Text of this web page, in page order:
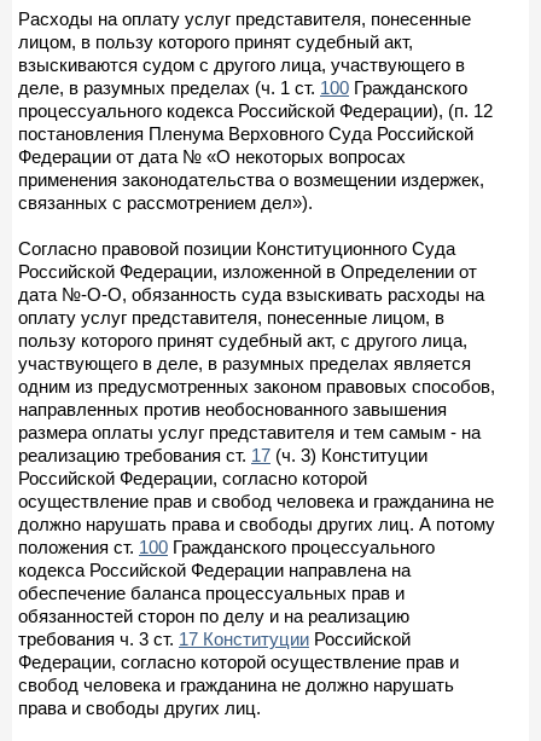
Расходы на оплату услуг представителя, понесенные
лицом, в пользу которого принят судебный акт,
взыскиваются судом с другого лица, участвующего в
деле, в разумных пределах (ч. 1 ст. 100 Гражданского
процессуального кодекса Российской Федерации), (п. 12
постановления Пленума Верховного Суда Российской
Федерации от дата № «О некоторых вопросах
применения законодательства о возмещении издержек,
связанных с рассмотрением дел»).
Согласно правовой позиции Конституционного Суда
Российской Федерации, изложенной в Определении от
дата №-О-О, обязанность суда взыскивать расходы на
оплату услуг представителя, понесенные лицом, в
пользу которого принят судебный акт, с другого лица,
участвующего в деле, в разумных пределах является
одним из предусмотренных законом правовых способов,
направленных против необоснованного завышения
размера оплаты услуг представителя и тем самым - на
реализацию требования ст. 17 (ч. 3) Конституции
Российской Федерации, согласно которой
осуществление прав и свобод человека и гражданина не
должно нарушать права и свободы других лиц. А потому
положения ст. 100 Гражданского процессуального
кодекса Российской Федерации направлена на
обеспечение баланса процессуальных прав и
обязанностей сторон по делу и на реализацию
требования ч. 3 ст. 17 Конституции Российской
Федерации, согласно которой осуществление прав и
свобод человека и гражданина не должно нарушать
права и свободы других лиц.